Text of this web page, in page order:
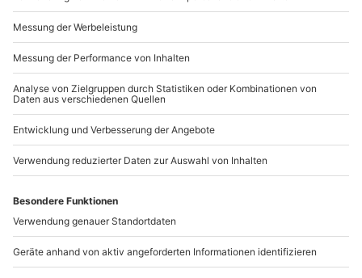
entdecke unzählige Parallelwelten! Im VR Funpark
Neunkirchen am Sand erlebt Ihr die faszinierende
Technik der Virtual Reality am eigenen Leib.
Andere Produkte entdecken
-15% CLUB DEAL
Travestie Show
Bamberg
Dormitz